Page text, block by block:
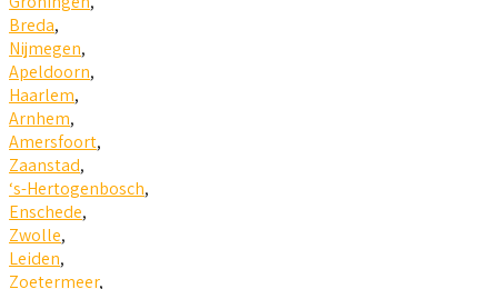
Breda,
Nijmegen,
Apeldoorn,
Haarlem,
Arnhem,
Amersfoort,
Zaanstad,
‘s-Hertogenbosch,
Enschede,
Zwolle,
Leiden,
Zoetermeer,